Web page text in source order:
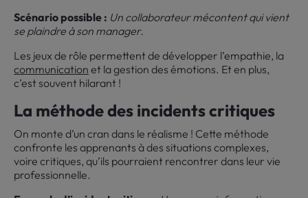
Scénario possible : Un collaborateur mécontent qui vient
se plaindre à son manager.
Les jeux de rôle permettent de développer l’empathie, la
communication et la gestion des émotions. Et en plus,
c’est souvent hilarant !
La méthode des incidents critiques
On monte d’un cran dans le réalisme ! Cette méthode
confronte les apprenants à des situations complexes,
voire critiques, qu’ils pourraient rencontrer dans leur vie
professionnelle.